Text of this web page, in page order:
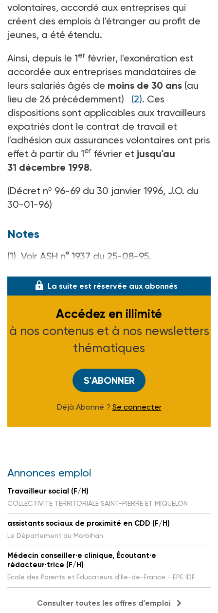
volontaires, accordé aux entreprises qui
créent des emplois à l'étranger au profit de
jeunes, a été étendu.
Ainsi, depuis le 1er février, l'exonération est
accordée aux entreprises mandataires de
leurs salariés âgés de moins de 30 ans (au
lieu de 26 précédemment) (2). Ces
dispositions sont applicables aux travailleurs
expatriés dont le contrat de travail et
l'adhésion aux assurances volontaires ont pris
effet à partir du 1er février et jusqu'au
31 décembre 1998.
(Décret nº 96-69 du 30 janvier 1996, J.O. du
30-01-96)
Notes
(1) Voir ASH n° 1937 du 25-08-95.
La suite est réservée aux abonnés
Accédez en illimité
à nos contenus et à nos newsletters
thématiques
S'ABONNER
Déjà Abonné ? Se connecter
Annonces emploi
Travailleur social (F/H)
COLLECTIVITE TERRITORIALE SAINT-PIERRE ET MIQUELON
assistants sociaux de proximité en CDD (F/H)
Le Département du Morbihan
Médecin conseiller·e clinique, Écoutant·e
rédacteur·trice (F/H)
Ecole des Parents et Educateurs d'Ile-de-France - EPE IDF
Consulter toutes les offres d'emploi